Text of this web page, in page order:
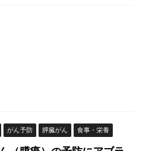
がん予防 膵臓がん 食事・栄養